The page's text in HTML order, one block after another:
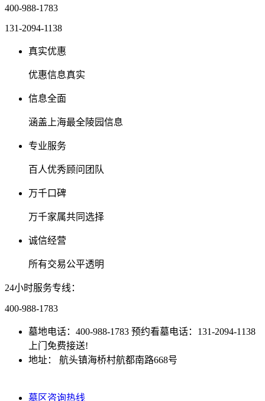
400-988-1783
131-2094-1138
真实优惠
优惠信息真实
信息全面
涵盖上海最全陵园信息
专业服务
百人优秀顾问团队
万千口碑
万千家属共同选择
诚信经营
所有交易公平透明
24小时服务专线：
400-988-1783
墓地电话：400-988-1783 预约看墓电话：131-2094-1138
上门免费接送!
地址： 航头镇海桥村航都南路668号
墓区咨询热线